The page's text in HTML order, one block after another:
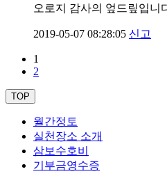
오로지 감사의 엎드맆입니
2019-05-07 08:28:05 신고
1
2
TOP
월간정토
실천장소 소개
삼보수호비
기부금영수증